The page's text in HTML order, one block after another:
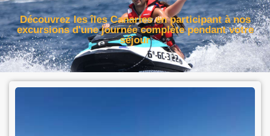
Découvrez les îles Canaries en participant à nos
excursions d'une journée complète pendant votre
séjour